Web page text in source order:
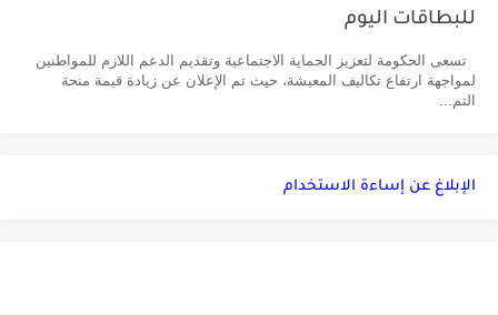
للبطاقات اليوم
تسعى الحكومة لتعزيز الحماية الاجتماعية وتقديم الدعم اللازم للمواطنين
لمواجهة ارتفاع تكاليف المعيشة، حيث تم الإعلان عن زيادة قيمة منحة
التم...
الإبلاغ عن إساءة الاستخدام